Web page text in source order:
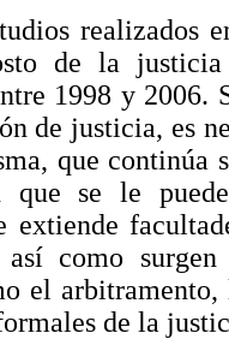
realizados
de la
1998 y 2006.
de justicia, es
que continúa
que se le
extiende
así como
el
de la